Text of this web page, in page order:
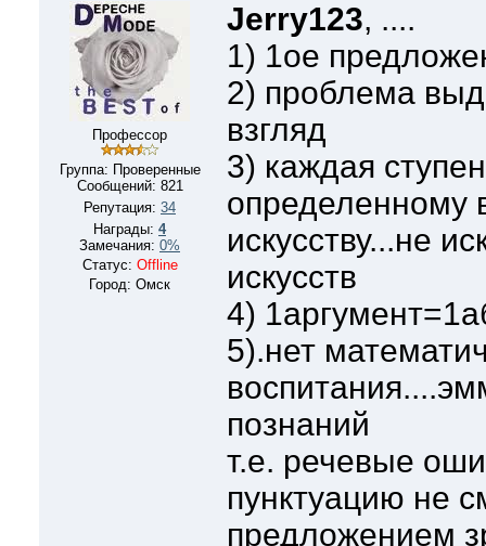
Профессор
Группа: Проверенные
Сообщений: 821
Репутация: 34
Награды: 4
Замечания: 0%
Статус: Offline
Город: Омск
Jerry123, ....
1) 1ое
2) проблема
взгляд
3) каждая
определенному
искусству...не
искусств
4)
5).нет
познаний
т.е. речевые
пунктуацию не
предложением